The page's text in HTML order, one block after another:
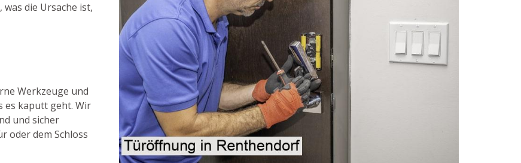
was die Ursache ist,
Werkzeuge und
es kaputt geht. Wir
und sicher
oder dem Schloss